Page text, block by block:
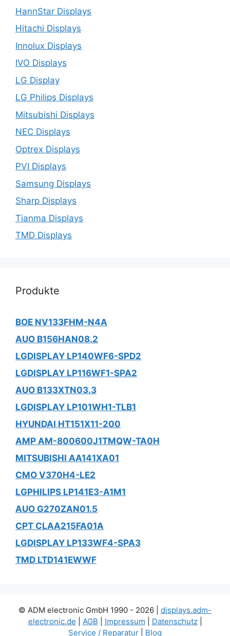
HannStar Displays
Hitachi Displays
Innolux Displays
IVO Displays
LG Display
LG Philips Displays
Mitsubishi Displays
NEC Displays
Optrex Displays
PVI Displays
Samsung Displays
Sharp Displays
Tianma Displays
TMD Displays
Produkte
BOE NV133FHM-N4A
AUO B156HAN08.2
LGDISPLAY LP140WF6-SPD2
LGDISPLAY LP116WF1-SPA2
AUO B133XTN03.3
LGDISPLAY LP101WH1-TLB1
HYUNDAI HT151X11-200
AMP AM-800600J1TMQW-TA0H
MITSUBISHI AA141XA01
CMO V370H4-LE2
LGPHILIPS LP141E3-A1M1
AUO G270ZAN01.5
CPT CLAA215FA01A
LGDISPLAY LP133WF4-SPA3
TMD LTD141EWWF
© ADM electronic GmbH 1990 - 2026 | displays.adm-
electronic.de
AGB Impressum Datenschutz|
Service / Reparatur
Blog